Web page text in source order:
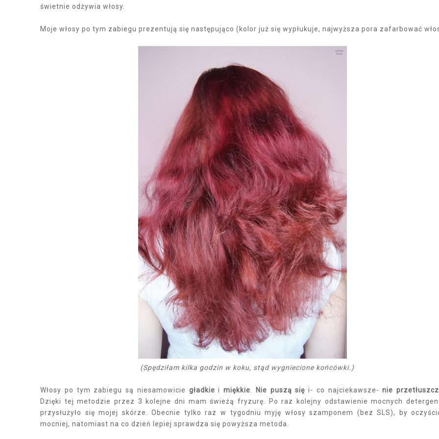
świetnie odżywia włosy.
Moje włosy po tym zabiegu prezentują się następująco (kolor już się wypłukuje, najwyższa pora zafarbować
(Spędziłam kilka godzin w koku, stąd wygniecione końcówki.)
Włosy po tym zabiegu są niesamowicie gładkie i miękkie Nie puszą się i- co najciekawsze-nie
Dzięki tej metodzie przez 3 kolejne dni mam świeżą fryzurę. Po raz kolejny odstawienie mocnych
przysłużyło się mojej skórze. Obecnie tylko raz w tygodniu myję włosy szamponem (bez SLS), by
mocniej, natomiast na co dzień lepiej sprawdza się powyższa metoda.